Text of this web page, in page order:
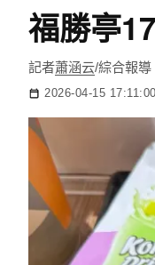
福勝亭
記者蕭涵云/綜合報導
2026-04-15 17:11:00